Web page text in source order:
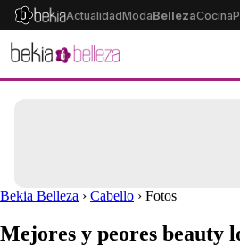
ActualidadModaBellezaCocina
Bekia Belleza › Cabello › Fotos
Mejores y peores beauty